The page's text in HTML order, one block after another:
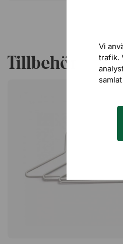
Vi
trafik.
Tillbehör